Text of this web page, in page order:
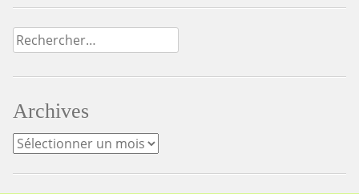
Rechercher :
Archives
Archives